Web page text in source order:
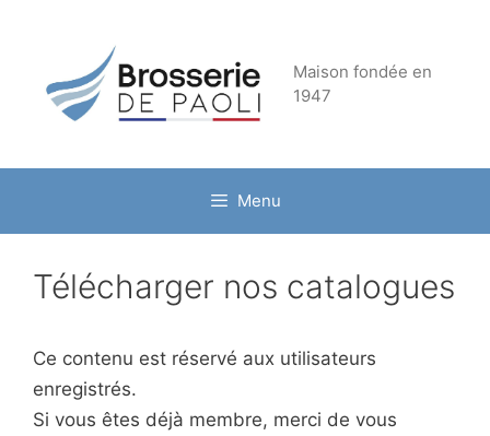
Maison fondée en
1947
Menu
Télécharger nos catalogues
Ce contenu est réservé aux utilisateurs
enregistrés.
Si vous êtes déjà membre, merci de vous